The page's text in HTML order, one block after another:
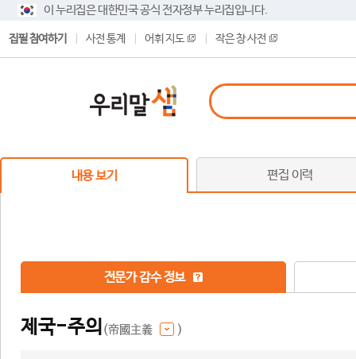
이 누리집은 대한민국 공식 전자정부 누리집입니다.
집필 참여하기 사전 통계 어휘 지도 작은 창 사전
내용 보기 편집 이력
전문가 감수 정보
제국-주의 (帝國主義 )